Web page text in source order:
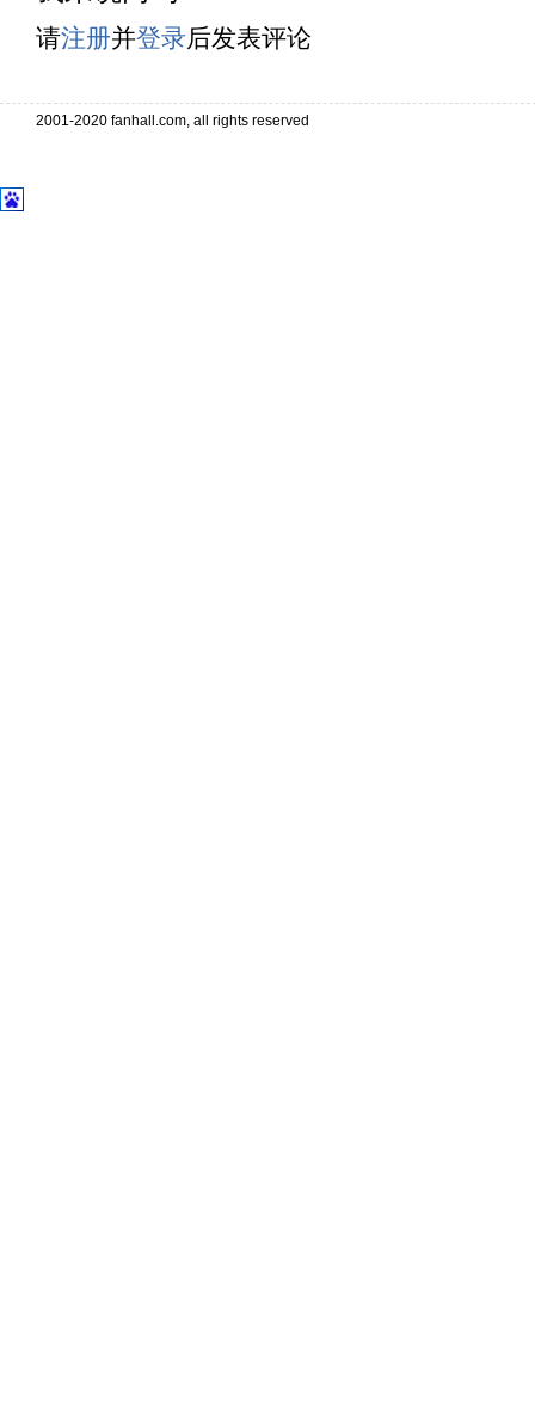
请注册并登录后发表评论
2001-2020 fanhall.com, all rights reserved